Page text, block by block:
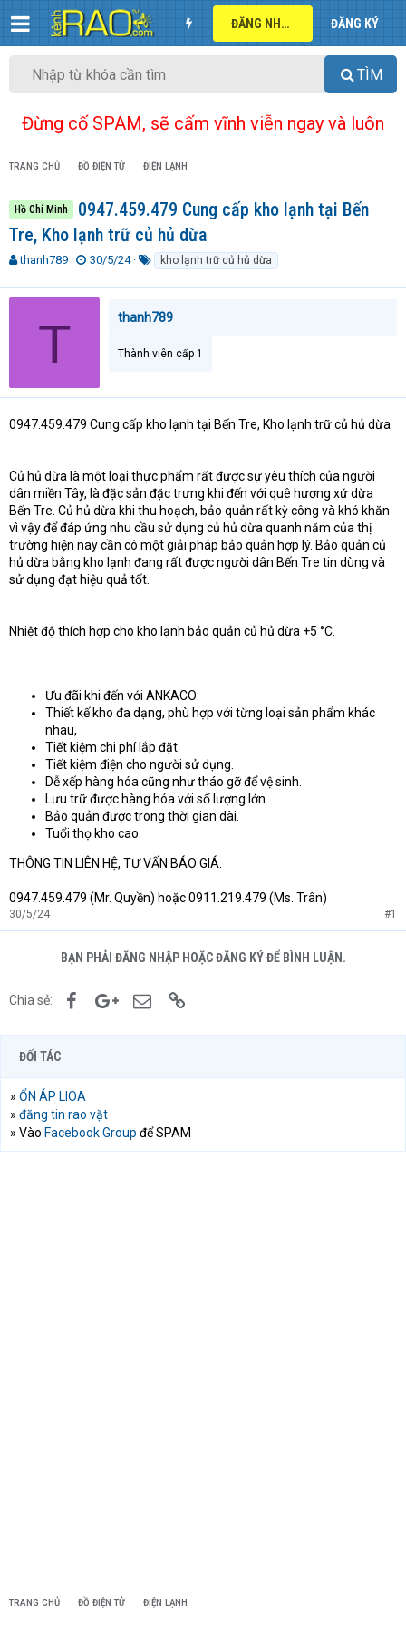
ĐĂNG NHẬP ĐĂNG KÝ
TÌM
Đừng cố SPAM, sẽ cấm vĩnh viễn ngay và luôn
TRANG CHỦ ĐỒ ĐIỆN TỬ ĐIỆN LẠNH
Hồ Chí Minh
0947.459.479 Cung cấp kho lạnh tại Bến
Tre, Kho lạnh trữ củ hủ dừa
T
r
a
t
thanh789
N
à
30/5/24
k
h
ó
kho lạnh trữ củ hủ dừa
T thanh789
Thành viên cấp 1
0947.459.479 Cung cấp kho lạnh tại Bến Tre, Kho lạnh trữ củ hủ dừa
Củ hủ dừa là một loại thực phẩm rất được sự yêu thích của người
dân miền Tây, là đặc sản đặc trưng khi đến với quê hương xứ dừa
Bến Tre. Củ hủ dừa khi thu hoạch, bảo quản rất kỳ công và khó khăn
vì vậy để đáp ứng nhu cầu sử dụng củ hủ dừa quanh năm của thị
trường hiện nay cần có một giải pháp bảo quản hợp lý. Bảo quản củ
hủ dừa bằng kho lạnh đang rất được người dân Bến Tre tin dùng và
sử dụng đạt hiệu quả tốt.
Nhiệt độ thích hợp cho kho lạnh bảo quản củ hủ dừa +5 °C.
Ưu đãi khi đến với ANKACO:
Thiết kế kho đa dạng, phù hợp với từng loại sản phẩm khác
nhau,
Tiết kiệm chi phí lắp đặt.
Tiết kiệm điện cho người sử dụng.
Dễ xếp hàng hóa cũng như tháo gỡ để vệ sinh.
Lưu trữ được hàng hóa với số lượng lớn.
Bảo quản được trong thời gian dài.
Tuổi thọ kho cao.
THÔNG TIN LIÊN HỆ, TƯ VẤN BÁO GIÁ:
0947.459.479 (Mr. Quyền) hoặc 0911.219.479 (Ms. Trân)
30/5/24 #1
BẠN PHẢI ĐĂNG NHẬP HOẶC ĐĂNG KÝ ĐỂ BÌNH LUẬN.
Chia sẻ: FacebookGoogle+Email
ĐỐI TÁC
» ỔN ÁP LIOA
» đăng tin rao vặt
» Vào Facebook Group để SPAM
TRANG CHỦ ĐỒ ĐIỆN TỬ ĐIỆN LẠNH